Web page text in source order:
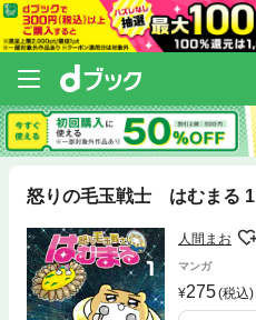
怒りの毛玉戦士 はむまる 1
人間まお
マンガ
275(税込)